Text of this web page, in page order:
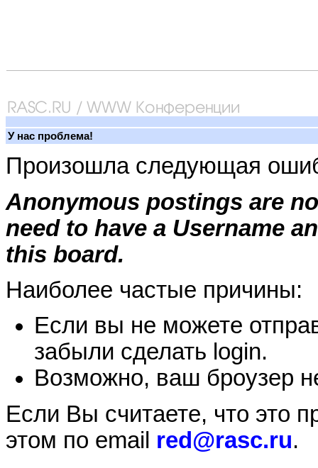
У нас проблема!
Произошла следующая
Anonymous postings are
need to have a Username
this board.
Наиболее частые причины:
Если вы не можете
забыли сделать login.
Возможно, ваш броузер
Если Вы считаете, что это
этом по email red@rasc.ru.